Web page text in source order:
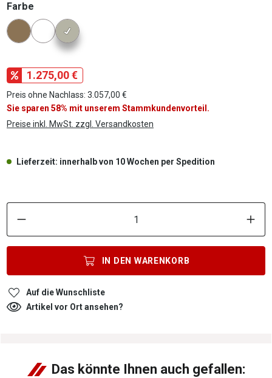
Farbe
Konfigurator Farbe
1.275,00 €
Preis ohne Nachlass: 3.057,00 €
Sie sparen 58% mit unserem Stammkundenvorteil.
Preise inkl. MwSt. zzgl. Versandkosten
Lieferzeit: innerhalb von 10 Wochen per Spedition
IN DEN WARENKORB
Auf die Wunschliste
Artikel vor Ort ansehen?
Das könnte Ihnen auch gefallen: